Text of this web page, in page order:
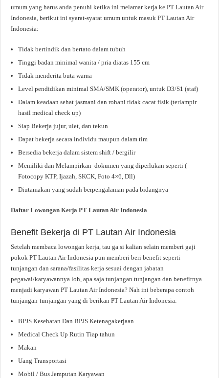
umum yang harus anda penuhi ketika ini melamar kerja ke PT Lautan Air
Indonesia, berikut ini syarat-syarat umum untuk masuk PT Lautan Air
Indonesia:
Tidak bertindik dan bertato dalam tubuh
Tinggi badan minimal wanita / pria diatas 155 cm
Tidak menderita buta warna
Level pendidikan minimal SMA/SMK (operator), untuk D3/S1 (staf)
Dalam keadaan sehat jasmani dan rohani tidak cacat fisik (terlampir
hasil medical check up)
Siap Bekerja jujur, ulet, dan tekun
Dapat bekerja secara individu maupun dalam tim
Bersedia bekerja dalam sistem shift / bergilir
Memiliki dan Melampirkan dokumen yang diperlukan seperti (
Fotocopy KTP, Ijazah, SKCK, Foto 4×6, Dll)
Diutamakan yang sudah berpengalaman pada bidangnya
Daftar Lowongan Kerja PT Lautan Air Indonesia
Benefit Bekerja di PT Lautan Air Indonesia
Setelah membaca lowongan kerja, tau ga si kalian selain memberi gaji
pokok PT Lautan Air Indonesia pun memberi beri benefit seperti
tunjangan dan sarana/fasilitas kerja sesuai dengan jabatan
pegawai/karyawannya loh, apa saja tunjangan tunjangan dan benefitnya
menjadi karyawan PT Lautan Air Indonesia? Nah ini beberapa contoh
tunjangan-tunjangan yang di berikan PT Lautan Air Indonesia:
BPJS Kesehatan Dan BPJS Ketenagakerjaan
Medical Check Up Rutin Tiap tahun
Makan
Uang Transportasi
Mobil / Bus Jemputan Karyawan